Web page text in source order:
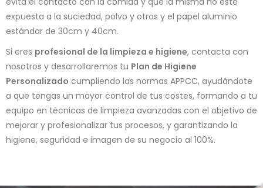
expuesta a la suciedad, polvo y otros y el papel aluminio
estándar de 30cm y 40cm.
Si eres profesional de la limpieza e higiene, contacta con
nosotros y desarrollaremos tu Plan de Higiene
Personalizado cumpliendo las normas APPCC, ayudándote
a que tengas un mayor control de tus costes, formando a tu
equipo en técnicas de limpieza avanzadas con el objetivo de
mejorar y profesionalizar tus procesos, y garantizando la
higiene, seguridad e imagen de su negocio al 100%.